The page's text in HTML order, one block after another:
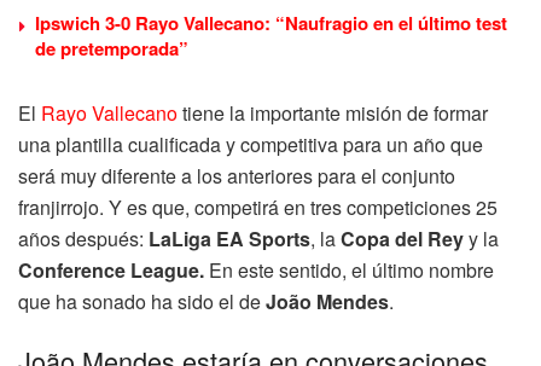
Ipswich 3-0 Rayo Vallecano: “Naufragio en el último test
de pretemporada”
El Rayo Vallecanotiene la importante misión de formar
una plantilla cualificada y competitiva para un año que
será muy diferente a los anteriores para el conjunto
franjirrojo. Y es que, competirá en tres competiciones 25
años después: LaLiga EA Sports, laCopa del Reyy la
Conference League. En este sentido, el último nombre
que ha sonado ha sido el deJoão Mendes.